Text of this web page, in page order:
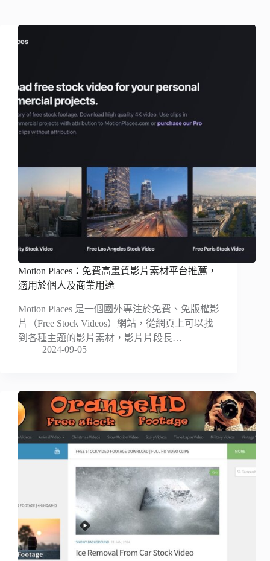
Motion Places：免費高畫質影片素材平台推薦，
適用於個人及商業用途
Motion Places 是一個國外專注於免費、免版權影
片（Free Stock Videos）網站，從網頁上可以找
到各種主題的影片素材，影片片段長…
2024-09-05